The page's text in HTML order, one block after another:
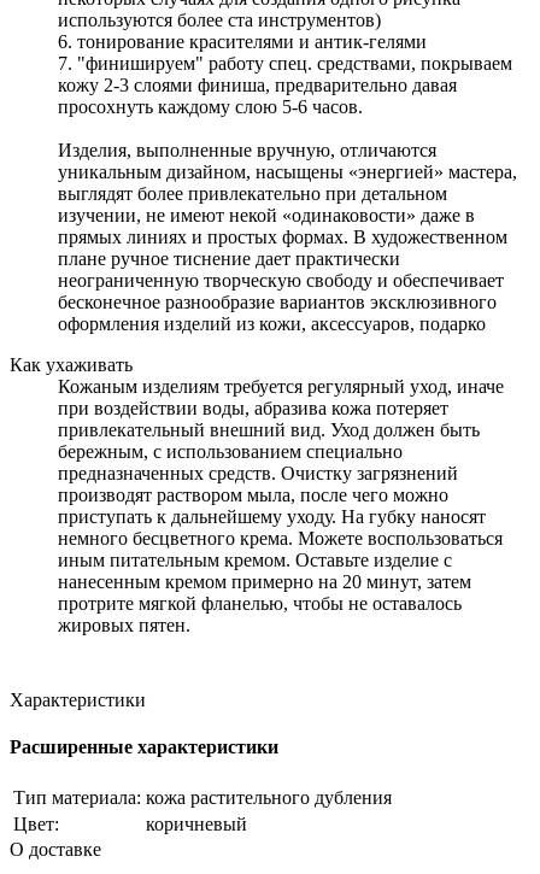
используются более ста инструментов)
6. тонирование красителями и антик-гелями
7. "финишируем" работу спец. средствами, покрываем
кожу 2-3 слоями финиша, предварительно давая
просохнуть каждому слою 5-6 часов.
Изделия, выполненные вручную, отличаются
уникальным дизайном, насыщены «энергией» мастера,
выглядят более привлекательно при детальном
изучении, не имеют некой «одинаковости» даже в
прямых линиях и простых формах. В художественном
плане ручное тиснение дает практически
неограниченную творческую свободу и обеспечивает
бесконечное разнообразие вариантов эксклюзивного
оформления изделий из кожи, аксессуаров, подарко
Как ухаживать
Кожаным изделиям требуется регулярный уход, иначе
при воздействии воды, абразива кожа потеряет
привлекательный внешний вид. Уход должен быть
бережным, с использованием специально
предназначенных средств. Очистку загрязнений
производят раствором мыла, после чего можно
приступать к дальнейшему уходу. На губку наносят
немного бесцветного крема. Можете воспользоваться
иным питательным кремом. Оставьте изделие с
нанесенным кремом примерно на 20 минут, затем
протрите мягкой фланелью, чтобы не оставалось
жировых пятен.
Характеристики
Расширенные характеристики
Тип материала: кожа растительного дубления
Цвет:
коричневый
О доставке